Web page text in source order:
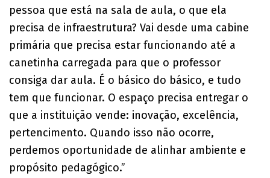
pessoa que está na sala de aula, o que ela
precisa de infraestrutura? Vai desde uma cabine
primária que precisa estar funcionando até a
canetinha carregada para que o professor
consiga dar aula. É o básico do básico, e tudo
tem que funcionar. O espaço precisa entregar o
que a instituição vende: inovação, excelência,
pertencimento. Quando isso não ocorre,
perdemos oportunidade de alinhar ambiente e
propósito pedagógico.”